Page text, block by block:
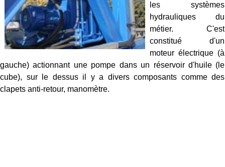
les systèmes
hydrauliques du
métier. C'est
constitué d'un
moteur électrique (à
gauche) actionnant une pompe dans un réservoir d'huile (le
cube), sur le dessus il y a divers composants comme des
clapets anti-retour, manomètre.